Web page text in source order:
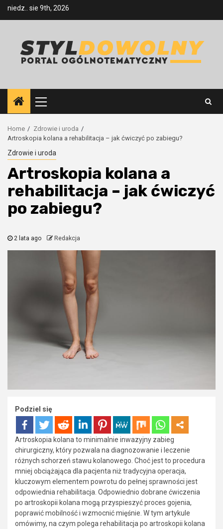
Skipniedz.. sie 9th, 2026
Menu
Home
Zdrowie i uroda
Artroskopia kolana a rehabilitacja – jak ćwiczyć po zabiegu?
Zdrowie i uroda
Artroskopia kolana a
rehabilitacja – jak ćwiczyć
po zabiegu?
2 lata ago Redakcja
Podziel się
Artroskopia kolana to minimalnie inwazyjny zabieg
chirurgiczny, który pozwala na diagnozowanie i leczenie
różnych schorzeń stawu kolanowego. Choć jest to procedura
mniej obciążająca dla pacjenta niż tradycyjna operacja,
kluczowym elementem powrotu do pełnej sprawności jest
odpowiednia rehabilitacja. Odpowiednio dobrane ćwiczenia
po artroskopii kolana mogą przyspieszyć proces gojenia,
poprawić mobilność i wzmocnić mięśnie. W tym artykule
omówimy, na czym polega rehabilitacja po artroskopii kolana